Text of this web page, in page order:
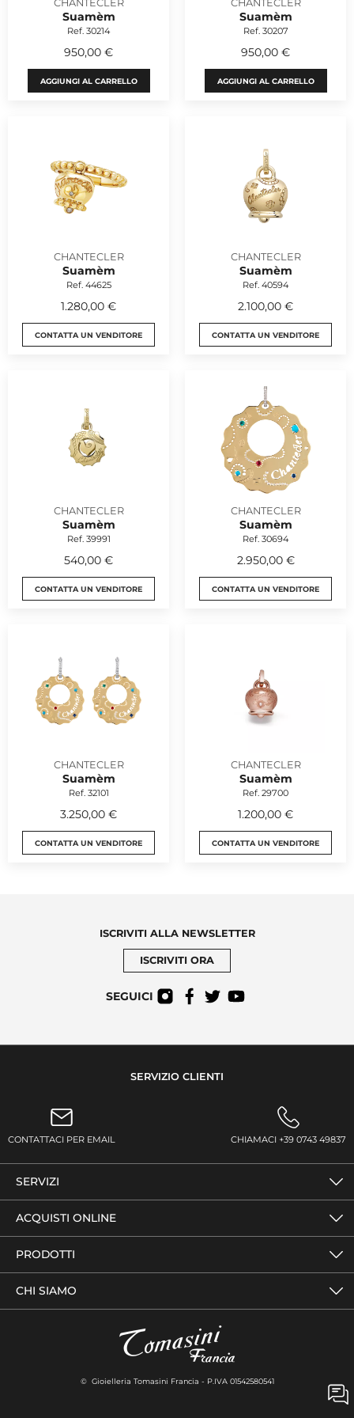
CHANTECLER
Suamèm
Ref. 30214
950,00 €
AGGIUNGI AL CARRELLO
CHANTECLER
Suamèm
Ref. 30207
950,00 €
AGGIUNGI AL CARRELLO
CHANTECLER
Suamèm
Ref. 44625
1.280,00 €
CONTATTA UN VENDITORE
CHANTECLER
Suamèm
Ref. 40594
2.100,00 €
CONTATTA UN VENDITORE
CHANTECLER
Suamèm
Ref. 39991
540,00 €
CONTATTA UN VENDITORE
CHANTECLER
Suamèm
Ref. 30694
2.950,00 €
CONTATTA UN VENDITORE
CHANTECLER
Suamèm
Ref. 32101
3.250,00 €
CONTATTA UN VENDITORE
CHANTECLER
Suamèm
Ref. 29700
1.200,00 €
CONTATTA UN VENDITORE
ISCRIVITI ALLA NEWSLETTER
ISCRIVITI ORA
SEGUICI
SERVIZIO CLIENTI
CONTATTACI PER EMAIL CHIAMACI +39 0743 49837
SERVIZI
ACQUISTI ONLINE
PRODOTTI
CHI SIAMO
© Gioielleria Tomasini Francia - P.IVA 01542580541